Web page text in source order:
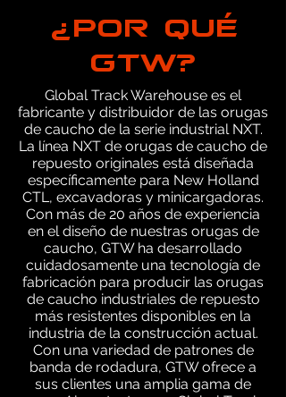
¿POR QUÉ
GTW?
Global Track Warehouse es el
fabricante y distribuidor de las orugas
de caucho de la serie industrial NXT.
La línea NXT de orugas de caucho de
repuesto originales está diseñada
específicamente para New Holland
CTL, excavadoras y minicargadoras.
Con más de 20 años de experiencia
en el diseño de nuestras orugas de
caucho, GTW ha desarrollado
cuidadosamente una tecnología de
fabricación para producir las orugas
de caucho industriales de repuesto
más resistentes disponibles en la
industria de la construcción actual.
Con una variedad de patrones de
banda de rodadura, GTW ofrece a
sus clientes una amplia gama de